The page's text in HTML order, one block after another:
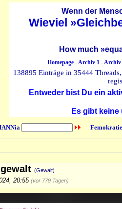
Wenn der
Wieviel
How much
Homepage-Archiv 1-Archiv
138895 Einträge in 35444
Entweder bist Du ein
Es gibt
(Gewalt)
20:55 (vor 779 Tagen)